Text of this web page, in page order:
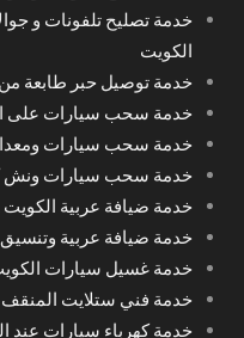
خدمة تصليح تلفونات و
الكويت
خدمة توصيل حبر طابعة من
خدمة سحب سيارات على
خدمة سحب سيارات
خدمة سحب سيارات ونش
خدمة ضيافة عربية الكويت 66875552 خدمة فورية
خدمة ضيافة عربية
خدمة غسيل سيارات
خدمة فني ستلايت
خدمة كهرباء سيارات عند